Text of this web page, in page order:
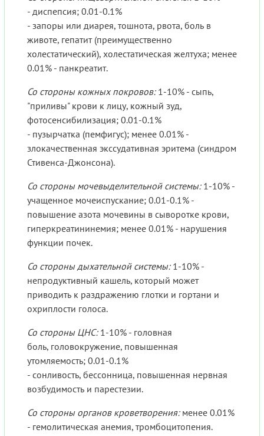
- диспепсия; 0.01-0.1%
- запоры или диарея, тошнота, рвота, боль в
животе, гепатит (преимущественно
холестатический), холестатическая желтуха; менее
0.01% - панкреатит.
Со стороны кожных покровов:1-10% - сыпь,
"приливы" крови к лицу, кожный зуд,
фотосенсибилизация; 0.01-0.1%
- пузырчатка (пемфигус); менее 0.01% -
злокачественная экссудативная эритема (синдром
Стивенса-Джонсона).
Со стороны мочевыделительной системы: 1-10% -
учащенное мочеиспускание; 0.01-0.1% -
повышение азота мочевины в сыворотке крови,
гиперкреатининемия; менее 0.01% - нарушения
функции почек.
Со стороны дыхательной системы: 1-10% -
непродуктивный кашель, который может
приводить к раздражению глотки и гортани и
охриплости голоса.
Со стороны ЦНС:1-10% - головная
боль, головокружение, повышенная
утомляемость; 0.01-0.1%
- сонливость, бессонница, повышенная нервная
возбудимость и парестезии.
Со стороны органов кроветворения:менее 0.01%
- гемолитическая анемия, тромбоцитопения.